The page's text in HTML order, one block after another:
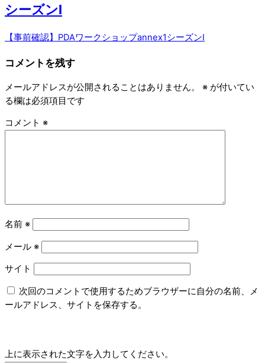
シーズンⅠ
【事前確認】PDAワークショップannex1シーズンⅠ
コメントを残す
メールアドレスが公開されることはありません。 ※ が付いてい
る欄は必須項目です
コメント ※
名前 ※
メール ※
サイト
次回のコメントで使用するためブラウザーに自分の名前、メ
ールアドレス、サイトを保存する。
上に表示された文字を入力してください。